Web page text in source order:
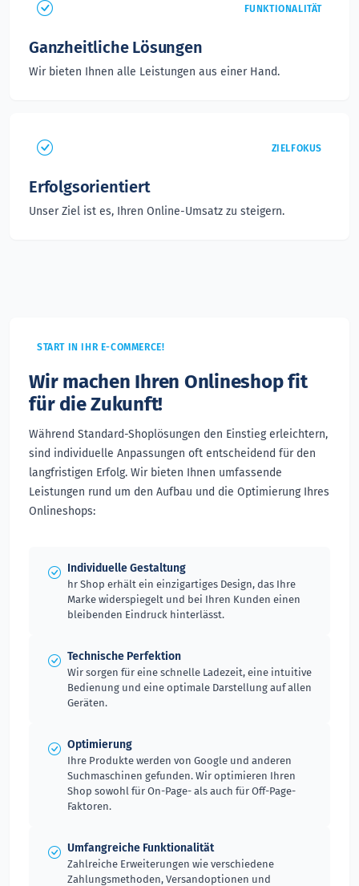
FUNKTIONALITÄT
Ganzheitliche Lösungen
Wir bieten Ihnen alle Leistungen aus einer Hand.
ZIELFOKUS
Erfolgsorientiert
Unser Ziel ist es, Ihren Online-Umsatz zu steigern.
START IN IHR E-COMMERCE!
Wir machen Ihren Onlineshop fit
für die Zukunft!
Während Standard-Shoplösungen den Einstieg erleichtern,
sind individuelle Anpassungen oft entscheidend für den
langfristigen Erfolg. Wir bieten Ihnen umfassende
Leistungen rund um den Aufbau und die Optimierung Ihres
Onlineshops:
Individuelle Gestaltung
hr Shop erhält ein einzigartiges Design, das Ihre
Marke widerspiegelt und bei Ihren Kunden einen
bleibenden Eindruck hinterlässt.
Technische Perfektion
Wir sorgen für eine schnelle Ladezeit, eine intuitive
Bedienung und eine optimale Darstellung auf allen
Geräten.
Optimierung
Ihre Produkte werden von Google und anderen
Suchmaschinen gefunden. Wir optimieren Ihren
Shop sowohl für On-Page- als auch für Off-Page-
Faktoren.
Umfangreiche Funktionalität
Zahlreiche Erweiterungen wie verschiedene
Zahlungsmethoden, Versandoptionen und